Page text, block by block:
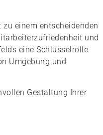
einem entscheidenden
und
eine Schlüsselrolle.
Umgebung und
Gestaltung Ihrer